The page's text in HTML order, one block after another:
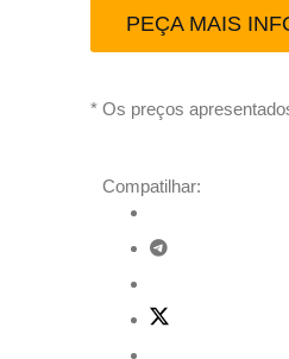
PEÇA MAIS
* Os preços
Compatilhar: